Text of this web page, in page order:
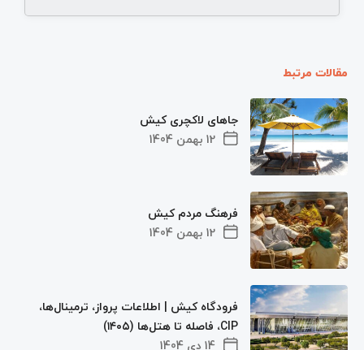
مقالات مرتبط
12 بهمن 1404
جاهای لاکچری کیش
12 بهمن 1404
فرهنگ مردم کیش
14 دی 1404
فرودگاه کیش | اطلاعات پرواز، ترمینال‌ها،
CIP، فاصله تا هتل‌ها (۱۴۰۵)